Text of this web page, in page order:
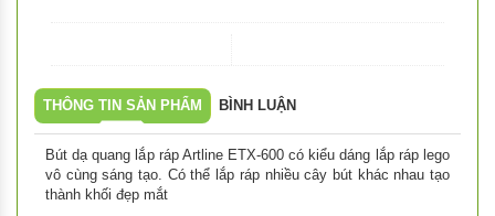
THÔNG TIN SẢN PHẨM BÌNH LUẬN
Bút dạ quang lắp ráp Artline ETX-600 có kiểu dáng lắp ráp lego
vô cùng sáng tạo. Có thể lắp ráp nhiều cây bút khác nhau tạo
thành khối đẹp mắt